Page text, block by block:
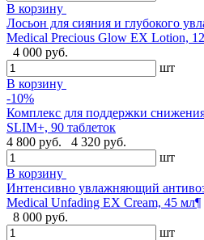
В корзину
Лосьон для сияния и глубокого
Medical Precious Glow EX Lotion,
4 000 руб.
шт
В корзину
-10%
Комплекс для поддержки
SLIM+, 90 таблеток
4 800 руб.
4 320 руб.
шт
В корзину
Интенсивно увлажняющий
Medical Unfading EX Cream, 45 мл¶
8 000 руб.
шт